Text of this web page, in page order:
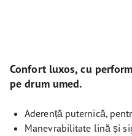
Confort luxos, cu
pe drum umed.
Aderență puternică,
Manevrabilitate lină și